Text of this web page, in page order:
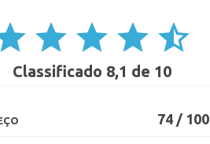
star star star star_half
Classificado 8,1 de 10
74 / 100